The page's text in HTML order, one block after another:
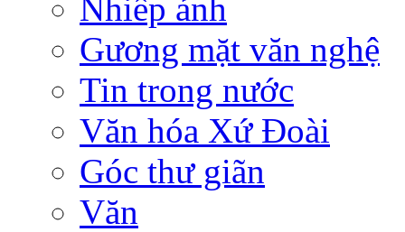
Nhiếp ảnh
Gương mặt văn nghệ
Tin trong nước
Văn hóa Xứ Đoài
Góc thư giãn
Văn